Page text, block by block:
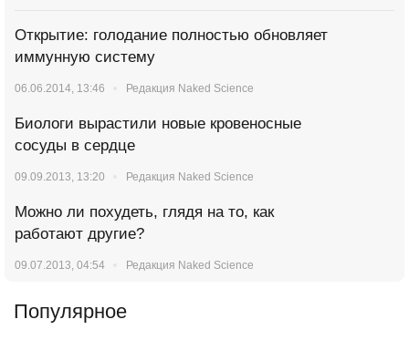
Открытие: голодание полностью обновляет
иммунную систему
06.06.2014, 13:46 Редакция Naked Science
Биологи вырастили новые кровеносные
сосуды в сердце
09.09.2013, 13:20 Редакция Naked Science
Можно ли похудеть, глядя на то, как
работают другие?
09.07.2013, 04:54 Редакция Naked Science
Популярное